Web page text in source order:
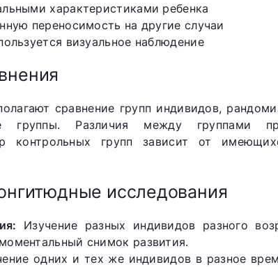
характеристиками ребенка
переносимость на другие случаи
визуальное наблюдение
сравнение групп индивидов,
группы. Различия между группами
контрольных групп зависит от
исследования
Изучение разных индивидов разного
снимок развития.
одних и тех же индивидов в разное